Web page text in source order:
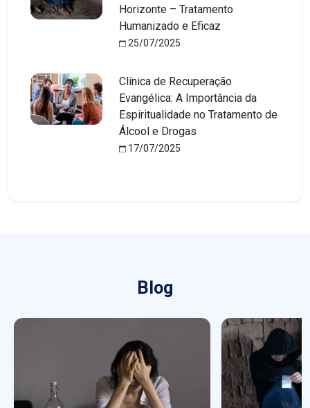
Horizonte – Tratamento
Humanizado e Eficaz
25/07/2025
Clínica de Recuperação
Evangélica: A Importância da
Espiritualidade no Tratamento de
Álcool e Drogas
17/07/2025
Blog